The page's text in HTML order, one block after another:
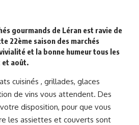
gourmands de Léran est ravie de
22ème saison des marchés
et la bonne humeur tous les
et août.
cuisinés , grillades, glaces
de vins vous attendent. Des
disposition, pour que vous
les assiettes et couverts sont